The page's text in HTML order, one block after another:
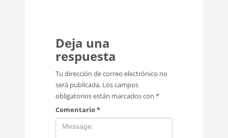
Deja una
respuesta
Tu dirección de correo electrónico no
será publicada. Los campos
obligatorios están marcados con *
Comentario*